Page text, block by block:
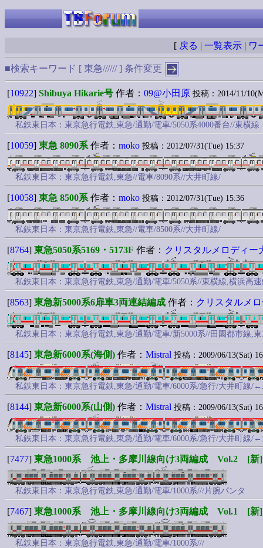
[ 戻る | 一覧表示 | ワ
■検索キーワード [ 東急////// ] 条件変更
[10922] Shibuya Hikarie号 作者： 09@小田原 投稿：2014/11/
私鉄東日本：東京急行電鉄,東急/通勤/電車/5050系4000番台//東横
[10059] 東急 8090系 作者： moko 投稿：2012/07/31(Tue) 15:37
私鉄東日本：東京急行電鉄,東急//電車/8090系//大井町線/
[10058] 東急 8500系 作者： moko 投稿：2012/07/31(Tue) 15:36
私鉄東日本：東京急行電鉄,東急//電車/8500系//大井町線/
[8764] 東急5050系5169・5173F 作者： クリスタルメロディー
私鉄東日本：東京急行電鉄,東急/通勤/電車/5050系//東横線,横浜高
[8563] 東急新5000系6扉車3両連結編成 作者： クリスタルメ
私鉄東日本：東京急行電鉄,東急/通勤/電車/新5000系//田園都市線,
[8145] 東急新6000系(海側) 作者： Mistral 投稿：2009/06/13(Sat)
私鉄東日本：東京急行電鉄,東急/通勤/電車/6000系/急行/大井町線/
[8144] 東急新6000系(山側) 作者： Mistral 投稿：2009/06/13(Sat)
私鉄東日本：東京急行電鉄,東急/通勤/電車/6000系/急行/大井町線/
[7477] 東急1000系 池上・多摩川線向け3両編成 Vol.2 [新]
私鉄東日本：東京急行電鉄,東急/通勤/電車/1000系///片腕パンタ
[7467] 東急1000系 池上・多摩川線向け3両編成 Vol.1 [新]
私鉄東日本：東京急行電鉄,東急/通勤/電車/1000系///